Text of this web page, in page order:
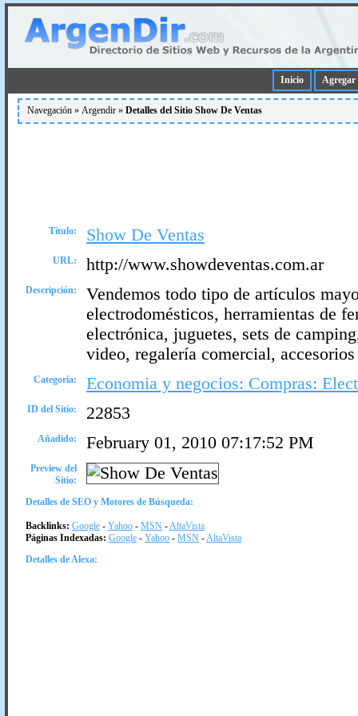
Inicio Agregar
Navegación » Argendir » Detalles del Sitio Show De Ventas
Título: Show De Ventas
URL: http://www.showdeventas.com.ar
Descripción:
Vendemos todo tipo de artículos
electrodomésticos, herramientas de
electrónica, juguetes, sets de
video, regalería comercial,
Categoría: Economia y negocios: Compras:
ID del Sitio: 22853
Añadido: February 01, 2010 07:17:52 PM
Preview del
Sitio:
Detalles de SEO y Motores de Búsqueda:
Backlinks: Google - Yahoo - MSN -AltaVista
Páginas Indexadas: Google - Yahoo - MSN -AltaVista
Detalles de Alexa: